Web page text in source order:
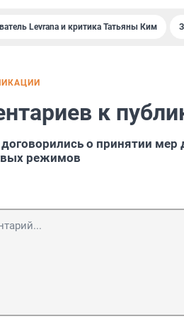
Levrana и критика Татьяны Ким
к
о принятии мер
режимов